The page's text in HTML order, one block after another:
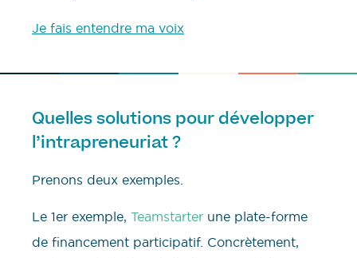
Je fais entendre ma voix
Quelles solutions pour développer
l’intrapreneuriat ?
Prenons deux exemples.
Le 1er exemple, Teamstarter une plate-forme
de financement participatif. Concrètement,